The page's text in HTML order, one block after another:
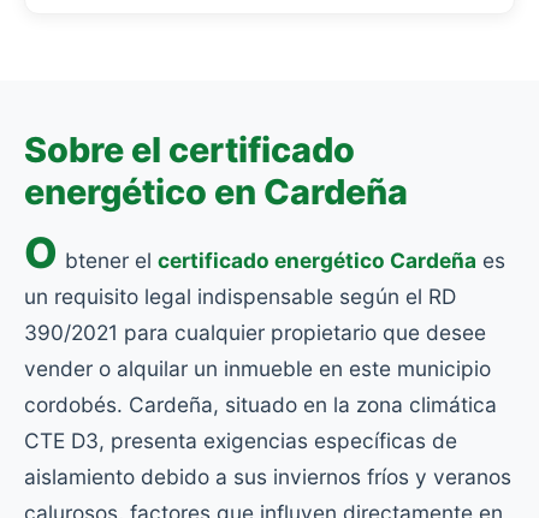
Sobre el certificado
energético en Cardeña
O btener el certificado energético Cardeña es
un requisito legal indispensable según el RD
390/2021 para cualquier propietario que desee
vender o alquilar un inmueble en este municipio
cordobés. Cardeña, situado en la zona climática
CTE D3, presenta exigencias específicas de
aislamiento debido a sus inviernos fríos y veranos
calurosos, factores que influyen directamente en